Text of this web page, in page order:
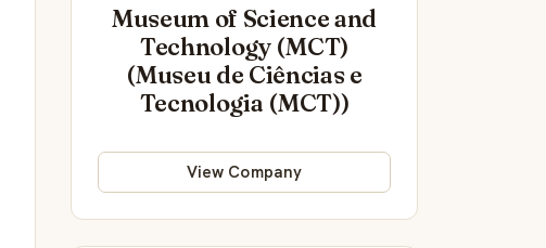
Museum of Science and
Technology (MCT)
(Museu de Ciências e
Tecnologia (MCT))
View Company